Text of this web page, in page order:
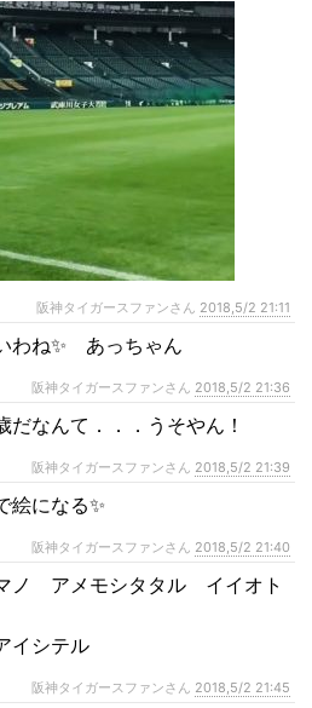
阪神タイガースファンさん 2018,5/2 21:11
わね✨ あっちゃん
阪神タイガースファンさん 2018,5/2 21:36
だなんて．．．うそやん！
阪神タイガースファンさん 2018,5/2 21:39
絵になる✨
阪神タイガースファンさん 2018,5/2 21:40
ノ アメモシタタル イイオト
イシテル
阪神タイガースファンさん 2018,5/2 21:45